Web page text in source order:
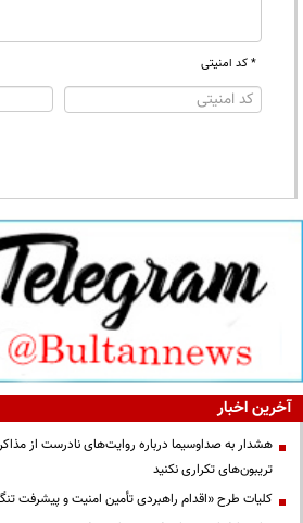
* کد امنیتی
آخرین اخبار
هشدار به صداوسیما درباره روایت‌های نادرست از
تریبون‌های تکراری نکنید
کلیات طرح «اقدام راهبردی تأمین امنیت و پیشرفت